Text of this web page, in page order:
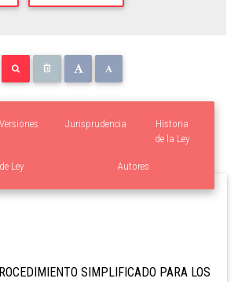
Versiones Jurisprudencia
Ley Autores
Historia
de la Ley
SIMPLIFICADO PARA LOS